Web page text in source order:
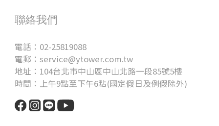
聯絡我們
電話：02-25819088
電郵：service@ytower.com.tw
地址：104台北市中山區中山北路一段85號5樓
時間：上午9點至下午6點(國定假日及例假除外)